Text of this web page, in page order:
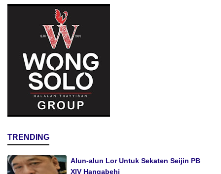
TRENDING
Alun-alun Lor Untuk Sekaten Seijin PB
XIV Hangabehi